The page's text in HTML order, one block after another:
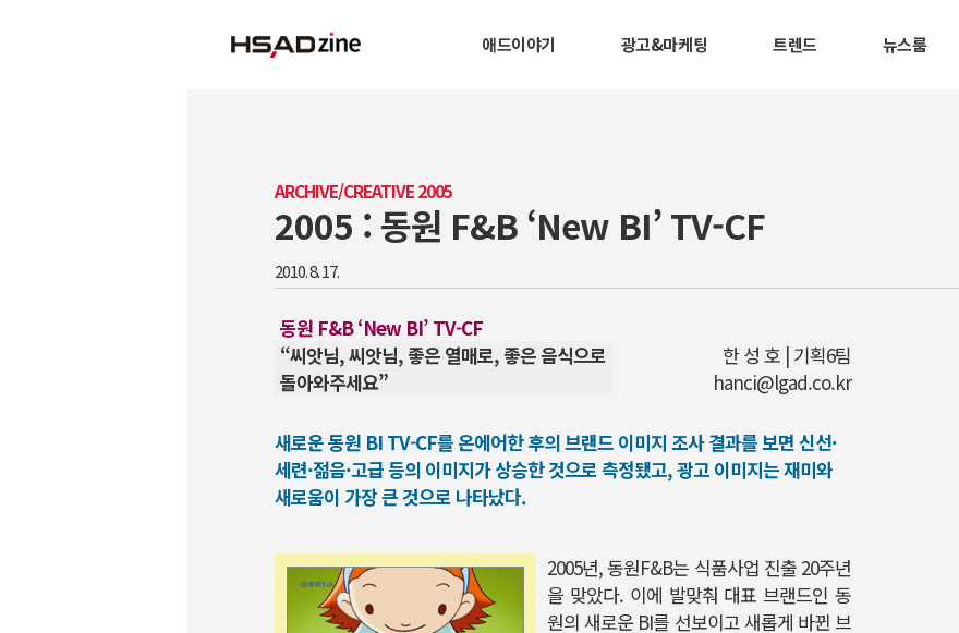
애드이야기 광고&마케팅 트렌드 뉴스룸
ARCHIVE/CREATIVE 2005
2005 : 동원 F&B ‘New BI’ TV-CF
2010. 8. 17.
동원 F&B ‘New BI’ TV-CF
“씨앗님, 씨앗님, 좋은 열매로, 좋은 음식으로
돌아와주세요”
한 성 호 | 기획6팀
hanci@lgad.co.kr
새로운 동원 BI TV-CF를 온에어한 후의 브랜드 이미지 조사 결과를 보면 신선·
세련·젊음·고급 등의 이미지가 상승한 것으로 측정됐고, 광고 이미지는 재미와
새로움이 가장 큰 것으로 나타났다.
2005년, 동원F&B는 식품사업 진출 20주년
을 맞았다. 이에 발맞춰 대표 브랜드인 동
원의 새로운 BI를 선보이고 새롭게 바뀐 브